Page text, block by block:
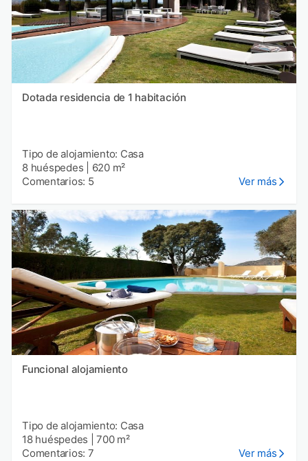
Dotada residencia de 1 habitación
Tipo de alojamiento: Casa
8 huéspedes
620 m²
Comentarios: 5
Ver más
Funcional alojamiento
Tipo de alojamiento: Casa
18 huéspedes |700 m²
Comentarios: 7
Ver más